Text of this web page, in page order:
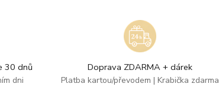
30 dnů
dni
Doprava ZDARMA + dárek
Platba kartou/převodem | Krabička zdarma